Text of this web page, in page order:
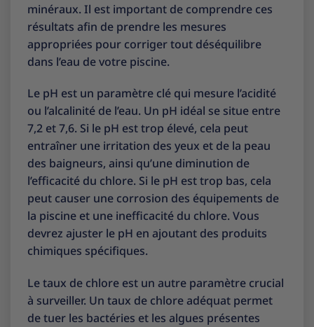
minéraux. Il est important de comprendre ces
résultats afin de prendre les mesures
appropriées pour corriger tout déséquilibre
dans l’eau de votre piscine.
Le pH est un paramètre clé qui mesure l’acidité
ou l’alcalinité de l’eau. Un pH idéal se situe entre
7,2 et 7,6. Si le pH est trop élevé, cela peut
entraîner une irritation des yeux et de la peau
des baigneurs, ainsi qu’une diminution de
l’efficacité du chlore. Si le pH est trop bas, cela
peut causer une corrosion des équipements de
la piscine et une inefficacité du chlore. Vous
devrez ajuster le pH en ajoutant des produits
chimiques spécifiques.
Le taux de chlore est un autre paramètre crucial
à surveiller. Un taux de chlore adéquat permet
de tuer les bactéries et les algues présentes